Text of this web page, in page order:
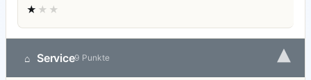
★ ★★
⌂ Service9 Punkte ▾